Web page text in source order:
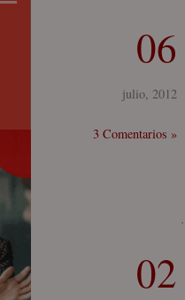
06
julio, 2012
3 Comentarios »
02